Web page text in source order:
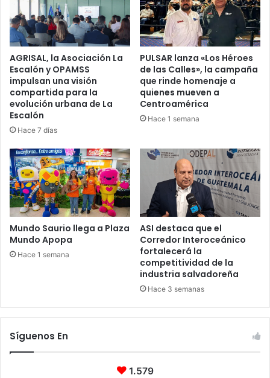
AGRISAL, la Asociación La
Escalón y OPAMSS
impulsan una visión
compartida para la
evolución urbana de La
Escalón
Hace 7 días
PULSAR lanza «Los Héroes
de las Calles», la campaña
que rinde homenaje a
quienes mueven a
Centroamérica
Hace 1 semana
Mundo Saurio llega a Plaza
Mundo Apopa
Hace 1 semana
ASI destaca que el
Corredor Interoceánico
fortalecerá la
competitividad de la
industria salvadoreña
Hace 3 semanas
Síguenos En
1.579